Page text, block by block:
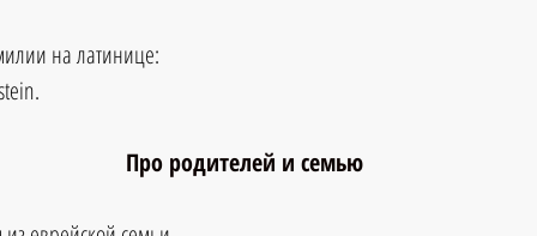
на латинице:
Про родителей и семью